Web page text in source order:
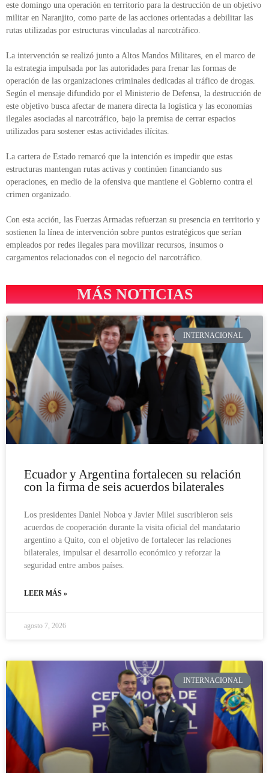
este domingo una operación en territorio para la destrucción de un objetivo
militar en Naranjito, como parte de las acciones orientadas a debilitar las
rutas utilizadas por estructuras vinculadas al narcotráfico.
La intervención se realizó junto a Altos Mandos Militares, en el marco de
la estrategia impulsada por las autoridades para frenar las formas de
operación de las organizaciones criminales dedicadas al tráfico de drogas.
Según el mensaje difundido por el Ministerio de Defensa, la destrucción de
este objetivo busca afectar de manera directa la logística y las economías
ilegales asociadas al narcotráfico, bajo la premisa de cerrar espacios
utilizados para sostener estas actividades ilícitas.
La cartera de Estado remarcó que la intención es impedir que estas
estructuras mantengan rutas activas y continúen financiando sus
operaciones, en medio de la ofensiva que mantiene el Gobierno contra el
crimen organizado.
Con esta acción, las Fuerzas Armadas refuerzan su presencia en territorio y
sostienen la línea de intervención sobre puntos estratégicos que serían
empleados por redes ilegales para movilizar recursos, insumos o
cargamentos relacionados con el negocio del narcotráfico.
MÁS NOTICIAS
INTERNACIONAL
Ecuador y Argentina fortalecen su relación
con la firma de seis acuerdos bilaterales
Los presidentes Daniel Noboa y Javier Milei suscribieron seis
acuerdos de cooperación durante la visita oficial del mandatario
argentino a Quito, con el objetivo de fortalecer las relaciones
bilaterales, impulsar el desarrollo económico y reforzar la
seguridad entre ambos países.
LEER MÁS »
agosto 7, 2026
INTERNACIONAL